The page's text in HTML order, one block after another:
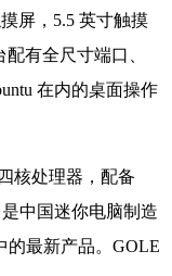
屏，5.5 英寸触摸
有全尺寸端口、
在内的桌面操作
核处理器，配备
中国迷你电脑制造
的最新产品。GOLE